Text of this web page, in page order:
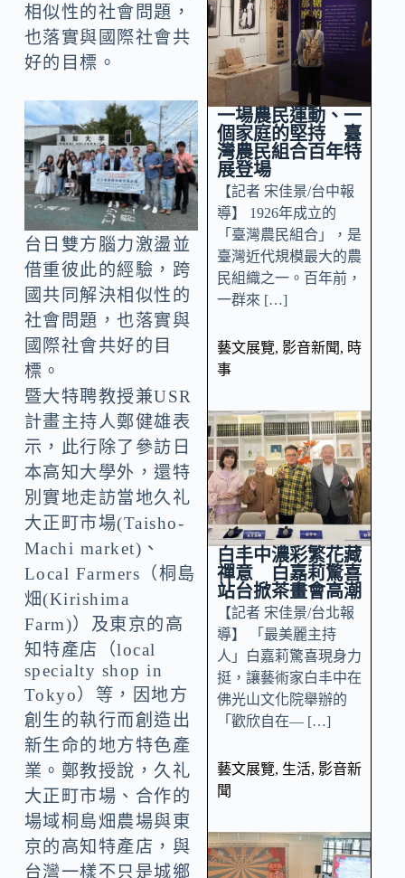
相似性的社會問題，
也落實與國際社會共
好的目標。
台日雙方腦力激盪並
借重彼此的經驗，跨
國共同解決相似性的
社會問題，也落實與
國際社會共好的目
標。
暨大特聘教授兼USR
計畫主持人鄭健雄表
示，此行除了參訪日
本高知大學外，還特
別實地走訪當地久礼
大正町市場(Taisho-
Machi market)、
Local Farmers（桐島
畑(Kirishima
Farm)）及東京的高
知特產店（local
specialty shop in
Tokyo）等，因地方
創生的執行而創造出
新生命的地方特色產
業。鄭教授說，久礼
大正町市場、合作的
場域桐島畑農場與東
京的高知特產店，與
台灣一樣不只是城鄉
一場農民運動、一
個家庭的堅持 臺
灣農民組合百年特
展登場
【記者 宋佳景/台中報
導】 1926年成立的
「臺灣農民組合」，是
臺灣近代規模最大的農
民組織之一。百年前，
一群來 […]
藝文展覽, 影音新聞, 時
事
白丰中濃彩繁花藏
禪意 白嘉莉驚喜
站台掀茶畫會高潮
【記者 宋佳景/台北報
導】 「最美麗主持
人」白嘉莉驚喜現身力
挺，讓藝術家白丰中在
佛光山文化院舉辦的
「歡欣自在— […]
藝文展覽, 生活, 影音新
聞